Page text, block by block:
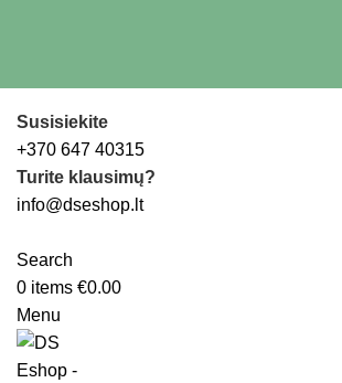
Susisiekite
+370 647 40315
Turite klausimų?
info@dseshop.lt
Search
0 items €0.00
Menu